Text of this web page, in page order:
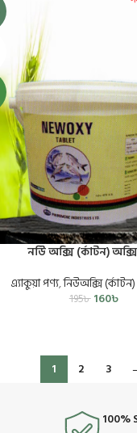
নউি অক্সি (র্কাটন)
এ্যাকুয়া পণ্য,নিউঅক্সি
195৳ 160৳
1 2 3
100%